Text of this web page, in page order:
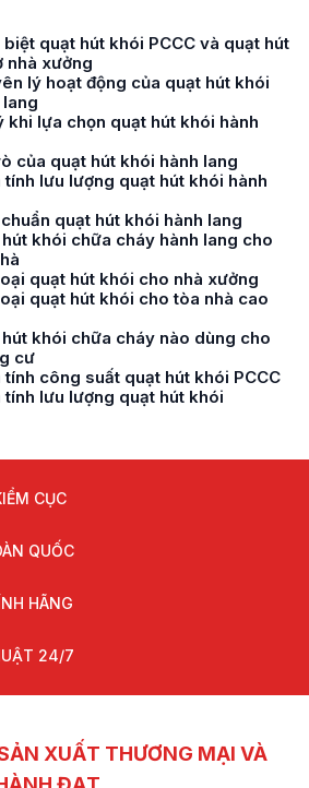
biệt quạt hút khói PCCC và quạt hút
nhà xưởng
lý hoạt động của quạt hút khói
lang
khi lựa chọn quạt hút khói hành
của quạt hút khói hành lang
tính lưu lượng quạt hút khói hành
quạt hút khói hành lang
hút khói chữa cháy hành lang cho
quạt hút khói cho nhà xưởng
quạt hút khói cho tòa nhà cao
hút khói chữa cháy nào dùng cho
cư
tính công suất quạt hút khói PCCC
tính lưu lượng quạt hút khói
CỤC
QUỐC
HÃNG
24/7
XUẤT THƯƠNG MẠI VÀ